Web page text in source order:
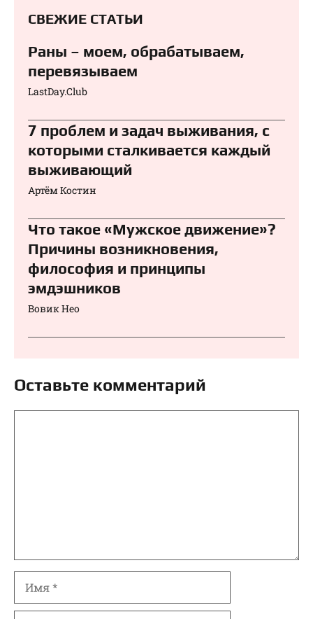
СВЕЖИЕ СТАТЬИ
Раны – моем, обрабатываем,
перевязываем⁠⁠
LastDay.Club
7 проблем и задач выживания, с
которыми сталкивается каждый
выживающий
Артём Костин
Что такое «Мужское движение»?
Причины возникновения,
философия и принципы
эмдэшников
Вовик Нео
Оставьте комментарий